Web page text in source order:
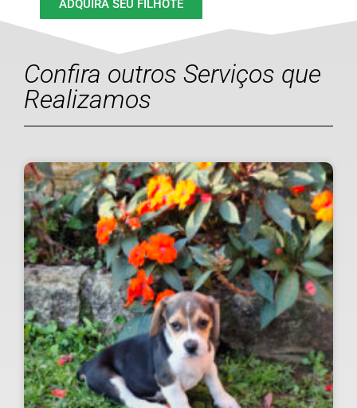
ADQUIRA SEU FILHOTE
Confira outros Serviços que
Realizamos